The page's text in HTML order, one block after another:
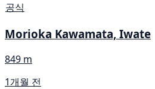
공식
Morioka Kawamata, Iwate
849 m
1개월 전